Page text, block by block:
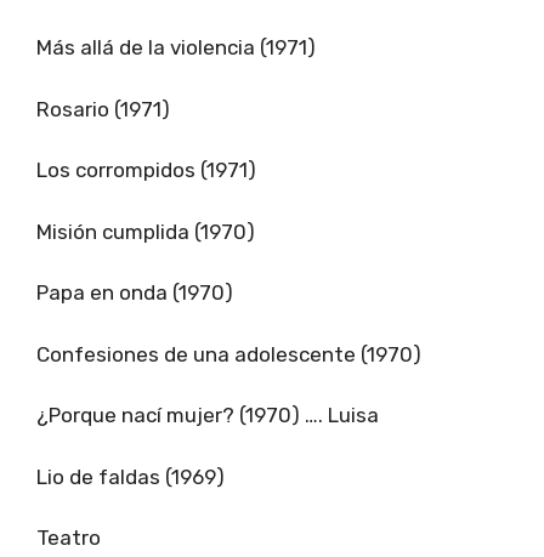
Más allá de la violencia (1971)
Rosario (1971)
Los corrompidos (1971)
Misión cumplida (1970)
Papa en onda (1970)
Confesiones de una adolescente (1970)
¿Porque nací mujer? (1970) …. Luisa
Lio de faldas (1969)
Teatro